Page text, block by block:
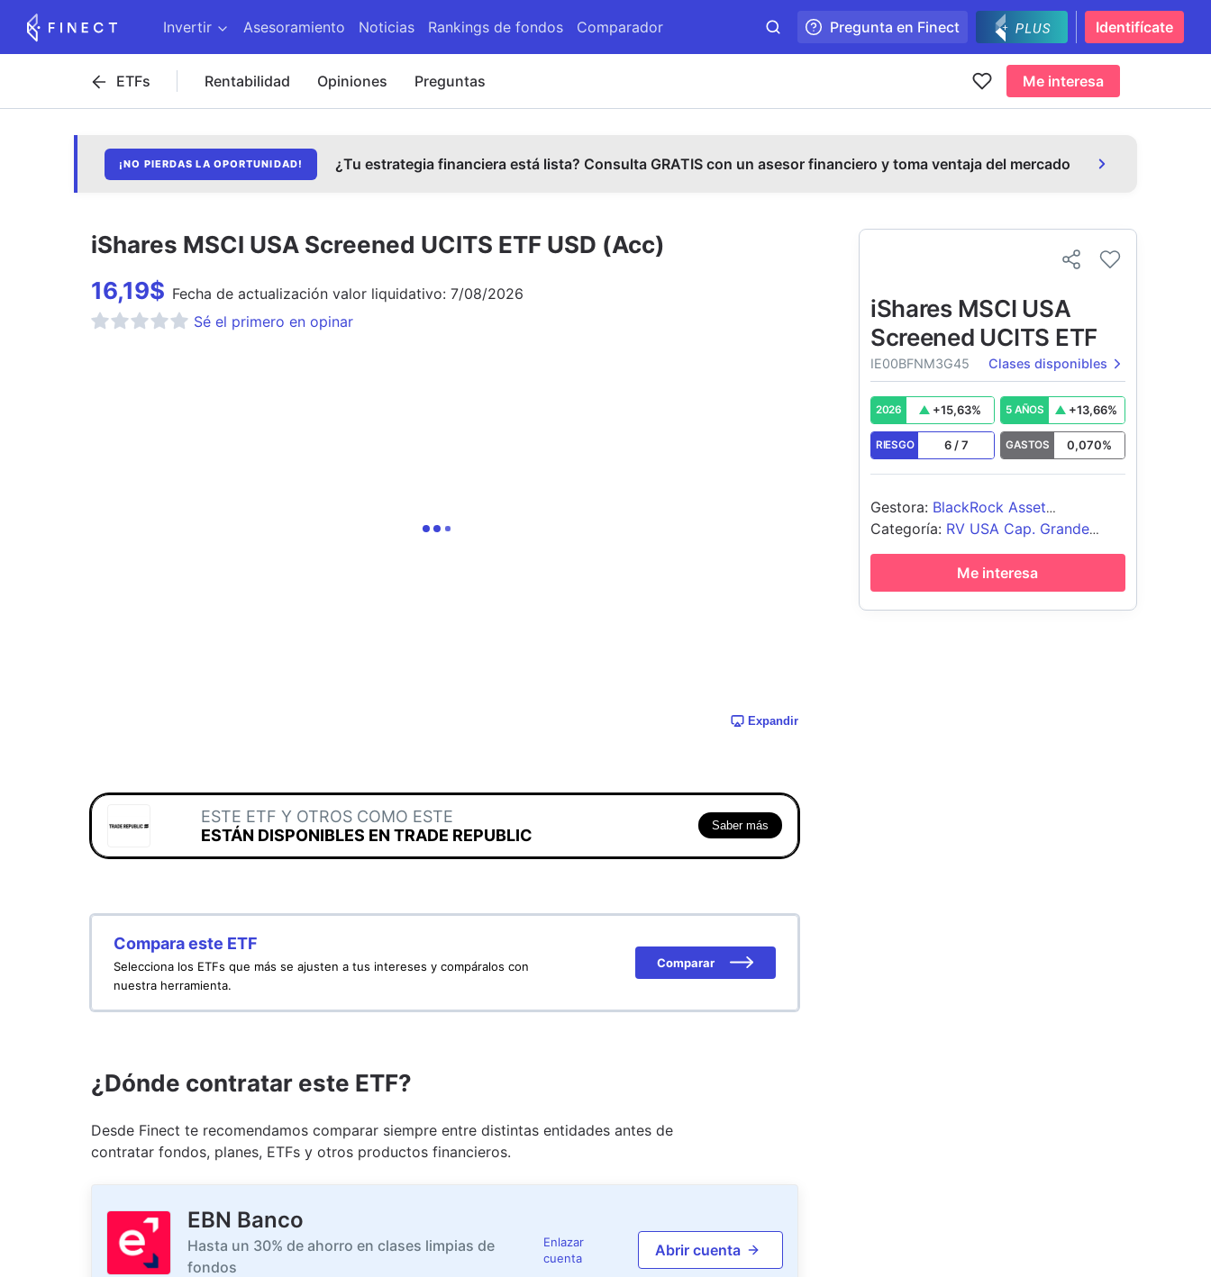
Invertir Asesoramiento Noticias Rankings de fondos Comparador Pregunta en Finect Identifícate
ETFs Rentabilidad Opiniones Preguntas Me interesa
¡NO PIERDAS LA OPORTUNIDAD! ¿Tu estrategia financiera está lista? Consulta GRATIS con un asesor financiero y toma ventaja del mercado
iShares MSCI USA Screened UCITS ETF USD (Acc)
16,19$ Fecha de actualización valor liquidativo: 7/08/2026
Sé el primero en opinar
Expandir
ESTE ETF Y OTROS COMO ESTE
ESTÁN DISPONIBLES EN TRADE REPUBLIC
Saber más
Compara este ETF
Selecciona los ETFs que más se ajusten a tus intereses y compáralos con
nuestra herramienta.
Comparar
¿Dónde contratar este ETF?
Desde Finect te recomendamos comparar siempre entre distintas entidades antes de
contratar fondos, planes, ETFs y otros productos financieros.
EBN Banco
Hasta un 30% de ahorro en clases limpias de
fondos
Enlazar
cuenta
Abrir cuenta
iShares MSCI USA
Screened UCITS ETF
IE00BFNM3G45 Clases disponibles
2026 +15,63% 5 AÑOS +13,66%
RIESGO 6/7 GASTOS 0,070%
Gestora: BlackRock Asset
Management Ireland - ETF
Categoría: RV USA Cap. Grande
Blend
Me interesa